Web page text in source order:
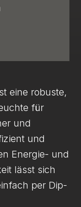
eine robuste,
für
und
und
Energie- und
lässt sich
per Dip-